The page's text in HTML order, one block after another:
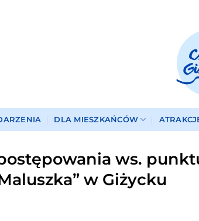
DLA MIESZKAŃCÓW
ws.
w Giżycku